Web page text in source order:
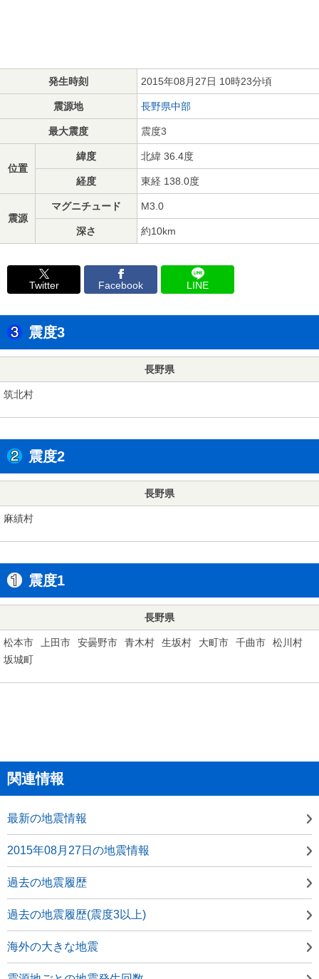
発生時刻 2015年08月27日 10時23分頃
震源地 長野県中部
最大震度 震度3
位置
緯度 北緯 36.4度
経度 東経 138.0度
震源
マグニチュード M3.0
深さ 約10km
Twitter Facebook LINE
震度3
長野県
筑北村
震度2
長野県
麻績村
震度1
長野県
松本市 上田市 安曇野市 青木村 生坂村 大町市 千曲市
松川村
坂城町
関連情報
最新の地震情報
2015年08月27日の地震情報
過去の地震履歴
過去の地震履歴(震度3以上)
海外の大きな地震